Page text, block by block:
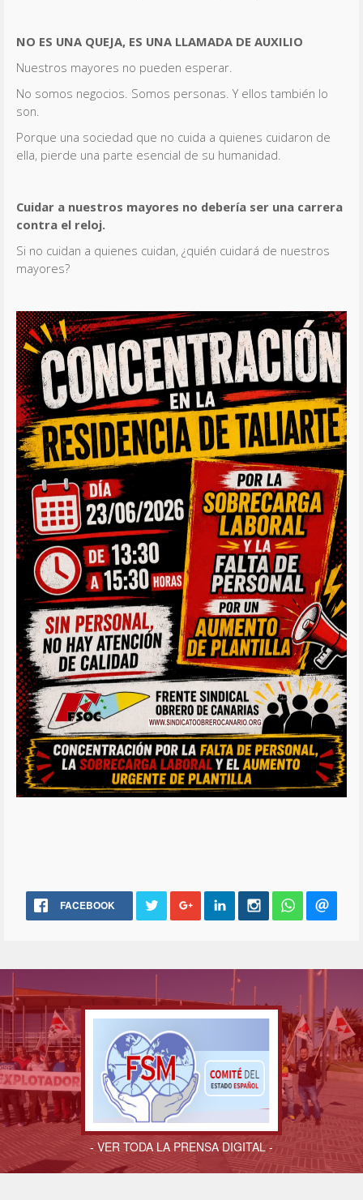
NO ES UNA QUEJA, ES UNA LLAMADA DE AUXILIO
Nuestros mayores no pueden esperar.
No somos negocios. Somos personas. Y ellos también lo
son.
Porque una sociedad que no cuida a quienes cuidaron de
ella, pierde una parte esencial de su humanidad.
Cuidar a nuestros mayores no debería ser una carrera
contra el reloj.
Si no cuidan a quienes cuidan, ¿quién cuidará de nuestros
mayores?
FACEBOOK
- VER TODA LA PRENSA DIGITAL -